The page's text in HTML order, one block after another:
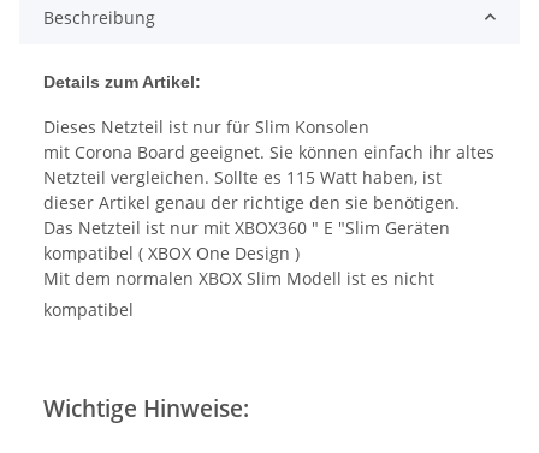
Beschreibung
Details zum Artikel:
Dieses Netzteil ist nur für Slim Konsolen
mit Corona Board geeignet. Sie können einfach ihr altes
Netzteil vergleichen. Sollte es 115 Watt haben, ist
dieser Artikel genau der richtige den sie benötigen.
Das Netzteil ist nur mit XBOX360 " E "Slim Geräten
kompatibel ( XBOX One Design )
Mit dem normalen XBOX Slim Modell ist es nicht
kompatibel
Wichtige Hinweise: